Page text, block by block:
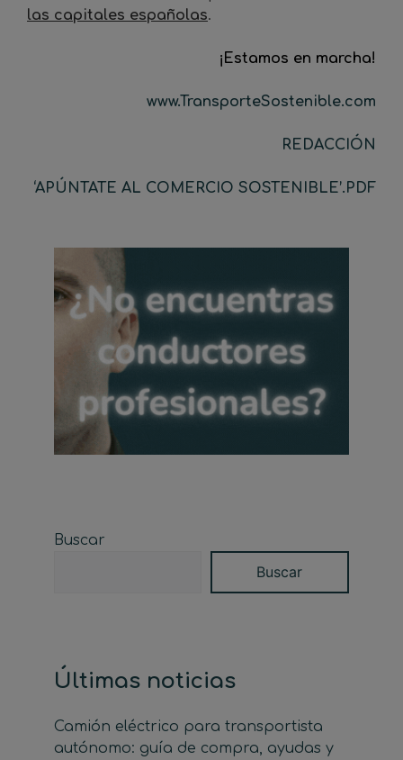
las capitales españolas.
¡Estamos en marcha!
www.TransporteSostenible.com
REDACCIÓN
‘APÚNTATE AL COMERCIO SOSTENIBLE’.PDF
Buscar
Buscar
Últimas noticias
Camión eléctrico para transportista
autónomo: guía de compra, ayudas y